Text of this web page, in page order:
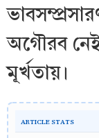
অগৌরব
মূর্খতায়।
ARTICLE STATS